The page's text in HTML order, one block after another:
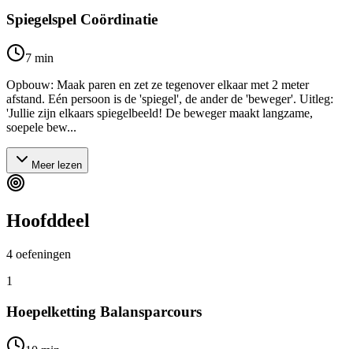
Spiegelspel Coördinatie
7 min
Opbouw: Maak paren en zet ze tegenover elkaar met 2 meter
afstand. Eén persoon is de 'spiegel', de ander de 'beweger'. Uitleg:
'Jullie zijn elkaars spiegelbeeld! De beweger maakt langzame,
soepele bew...
Meer lezen
Hoofddeel
4 oefeningen
1
Hoepelketting Balansparcours